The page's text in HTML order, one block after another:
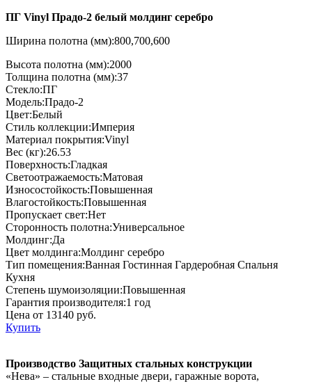
ПГ Vinyl Прадо-2 белый молдинг серебро
Ширина полотна (мм):800,700,600
Высота полотна (мм):2000
Толщина полотна (мм):37
Стекло:ПГ
Модель:Прадо-2
Цвет:Белый
Стиль коллекции:Империя
Материал покрытия:Vinyl
Вес (кг):26.53
Поверхность:Гладкая
Светоотражаемость:Матовая
Износостойкость:Повышенная
Влагостойкость:Повышенная
Пропускает свет:Нет
Сторонность полотна:Универсальное
Молдинг:Да
Цвет молдинга:Молдинг серебро
Тип помещения:Ванная Гостинная Гардеробная Спальня
Кухня
Степень шумоизоляции:Повышенная
Гарантия производителя:1 год
Цена от 13140 руб.
Купить
Производство Защитных стальных конструкции
«Нева» – стальные входные двери, гаражные ворота,